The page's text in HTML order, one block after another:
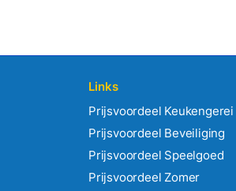
Links
Prijsvoordeel Keukengerei
Prijsvoordeel Beveiliging
Prijsvoordeel Speelgoed
Prijsvoordeel Zomer